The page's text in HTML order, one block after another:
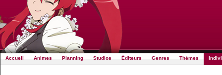
Accueil Animes Planning Studios Éditeurs Genres Thèmes